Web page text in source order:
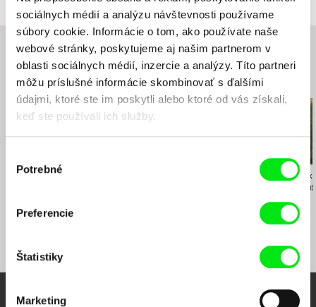
sociálnych médií a analýzu návštevnosti používame
súbory cookie. Informácie o tom, ako používate naše
webové stránky, poskytujeme aj našim partnerom v
oblasti sociálnych médií, inzercie a analýzy. Títo partneri
môžu príslušné informácie skombinovať s ďalšími
údajmi, ktoré ste im poskytli alebo ktoré od vás získali,
keď ste používali ich služby.
súhlasu
Potrebné
Preferencie
Štatistiky
Marketing
Špitálska 20
81108 Bratislava
Slovensko
web:http://punkchart.sk/
e-mail:ivan@punkchart.sk
Rozhlas a televízia Slovenska
Mlynská dolina
845 45 Bratislava
asfk@asfk.sk
(ASFS) - Najlepší strih dokumentárneho filmu
IGRIC 2019 - Cena slovenskej filmovej kritiky
Súvisiace filmy (20)
Radim Procházka Karel Čtveráček
Pouť